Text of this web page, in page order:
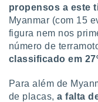
propensos a este
Myanmar (com 15
figura nem nos
número de
classificado em
Para além de
de placas,a falta